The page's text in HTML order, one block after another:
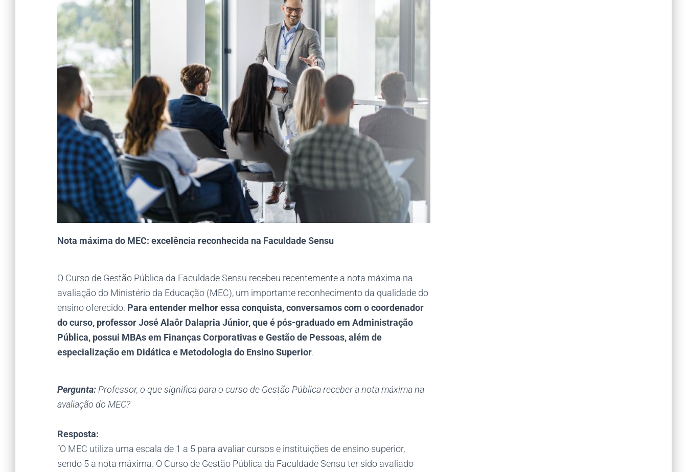
Nota máxima do MEC: excelência reconhecida na Faculdade Sensu
O Curso de Gestão Pública da Faculdade Sensu recebeu recentemente a nota máxima na
avaliação do Ministério da Educação (MEC), um importante reconhecimento da qualidade do
ensino oferecido. Para entender melhor essa conquista, conversamos com o coordenador
do curso, professor José Alaôr Dalapria Júnior, que é pós-graduado em Administração
Pública, possui MBAs em Finanças Corporativas e Gestão de Pessoas, além de
especialização em Didática e Metodologia do Ensino Superior.
Pergunta: Professor, o que significa para o curso de Gestão Pública receber a nota máxima na
avaliação do MEC?
Resposta:
“O MEC utiliza uma escala de 1 a 5 para avaliar cursos e instituições de ensino superior,
sendo 5 a nota máxima. O Curso de Gestão Pública da Faculdade Sensu ter sido avaliado